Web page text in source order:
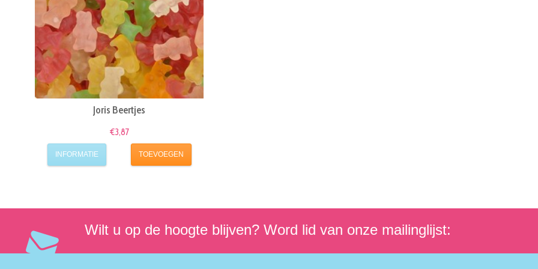
Joris Beertjes
€3,87
INFORMATIE TOEVOEGEN
Wilt u op de hoogte blijven? Word lid van onze mailinglijst: